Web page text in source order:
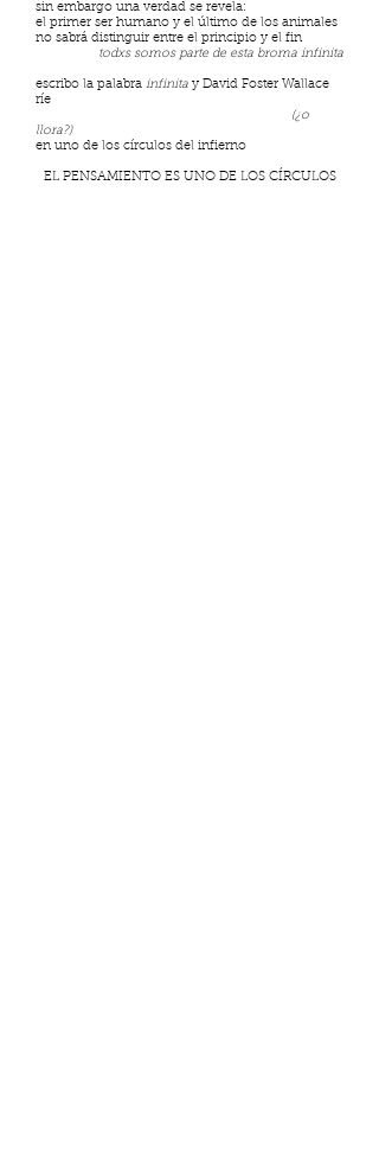
sin embargo una verdad se revela:
el primer ser humano y el último de los animales
no sabrá distinguir entre el principio y el fin
todxs somos parte de esta broma infinita
escribo la palabra infinita y David Foster Wallace
ríe
(¿o
llora?)
en uno de los círculos del infierno
EL PENSAMIENTO ES UNO DE LOS CÍRCULOS